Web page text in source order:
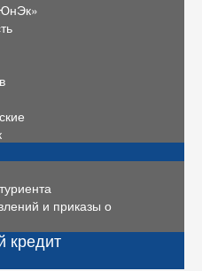
и приказы о
кредит